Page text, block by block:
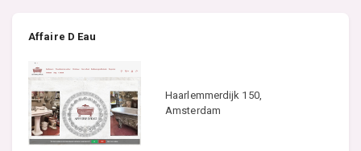
Affaire D Eau
Haarlemmerdijk 150,
Amsterdam